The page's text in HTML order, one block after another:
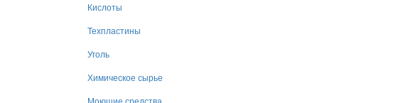
Кислоты
Техпластины
Уголь
Химическое сырье
Моющие средства